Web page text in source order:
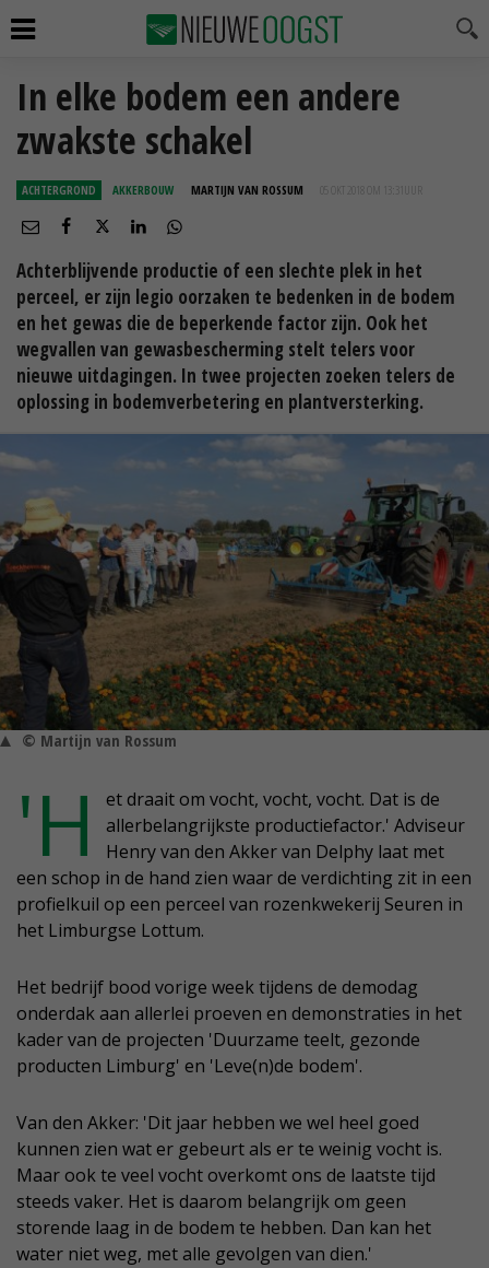
In elke bodem een andere
zwakste schakel
ACHTERGROND AKKERBOUW MARTIJN VAN ROSSUM 05 OKT 2018 OM 13:31
Achterblijvende productie of een slechte plek in het
perceel, er zijn legio oorzaken te bedenken in de bodem
en het gewas die de beperkende factor zijn. Ook het
wegvallen van gewasbescherming stelt telers voor
nieuwe uitdagingen. In twee projecten zoeken telers de
oplossing in bodemverbetering en plantversterking.
© Martijn van Rossum
'H
et draait om vocht, vocht, vocht. Dat is de
allerbelangrijkste productiefactor.' Adviseur
Henry van den Akker van Delphy laat met
een schop in de hand zien waar de verdichting zit in een
profielkuil op een perceel van rozenkwekerij Seuren in
het Limburgse Lottum.
Het bedrijf bood vorige week tijdens de demodag
onderdak aan allerlei proeven en demonstraties in het
kader van de projecten 'Duurzame teelt, gezonde
producten Limburg' en 'Leve(n)de bodem'.
Van den Akker: 'Dit jaar hebben we wel heel goed
kunnen zien wat er gebeurt als er te weinig vocht is.
Maar ook te veel vocht overkomt ons de laatste tijd
steeds vaker. Het is daarom belangrijk om geen
storende laag in de bodem te hebben. Dan kan het
water niet weg, met alle gevolgen van dien.'